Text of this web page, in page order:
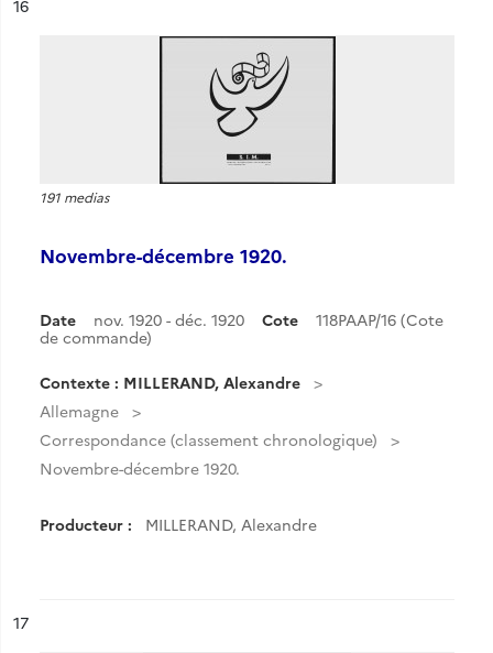
n°
16
191 medias
Novembre-décembre 1920.
Date nov. 1920 - déc. 1920 Cote
118PAAP/16 (Cote
de commande)
Contexte : MILLERAND, Alexandre
Allemagne
Correspondance (classement chronologique)
Novembre-décembre 1920.
Producteur : MILLERAND, Alexandre
n°
17